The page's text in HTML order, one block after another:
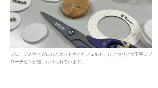
ブローチのサイズに丸くカットされたフェルト。ひとつひとつ丁寧にブ
ローチピンが縫い付けられています。